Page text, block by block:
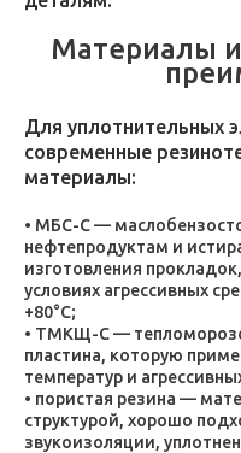
Материалы
Для уплотнительных
современные
материалы:
МБС-С —
нефтепродуктам и
изготовления
условиях агрессивных
+80°C;
ТМКЩ-С —
пластина, которую
температур и
пористая резина —
структурой, хорошо
звукоизоляции,